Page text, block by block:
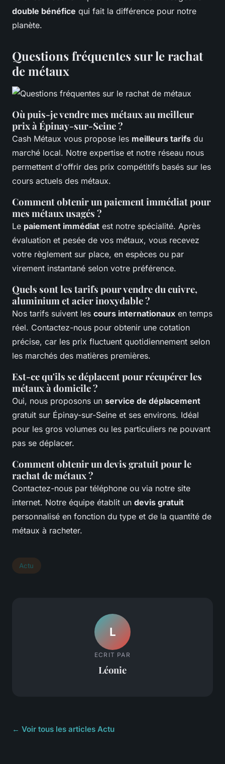
double bénéfice qui fait la différence pour notre
planète.
Questions fréquentes sur le rachat
de métaux
Où puis-je vendre mes métaux au meilleur
prix à Épinay-sur-Seine ?
Cash Métaux vous propose les meilleurs tarifs du
marché local. Notre expertise et notre réseau nous
permettent d'offrir des prix compétitifs basés sur les
cours actuels des métaux.
Comment obtenir un paiement immédiat pour
mes métaux usagés ?
Le paiement immédiat est notre spécialité. Après
évaluation et pesée de vos métaux, vous recevez
votre règlement sur place, en espèces ou par
virement instantané selon votre préférence.
Quels sont les tarifs pour vendre du cuivre,
aluminium et acier inoxydable ?
Nos tarifs suivent les cours internationaux en temps
réel. Contactez-nous pour obtenir une cotation
précise, car les prix fluctuent quotidiennement selon
les marchés des matières premières.
Est-ce qu'ils se déplacent pour récupérer les
métaux à domicile ?
Oui, nous proposons un service de déplacement
gratuit sur Épinay-sur-Seine et ses environs. Idéal
pour les gros volumes ou les particuliers ne pouvant
pas se déplacer.
Comment obtenir un devis gratuit pour le
rachat de métaux ?
Contactez-nous par téléphone ou via notre site
internet. Notre équipe établit un devis gratuit
personnalisé en fonction du type et de la quantité de
métaux à racheter.
Actu
L
ECRIT PAR
Léonie
← Voir tous les articles Actu